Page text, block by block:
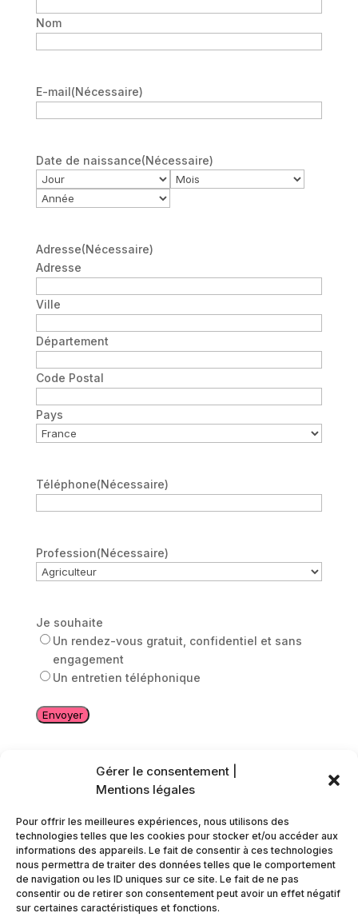
Gérer le consentement |
Mentions légales
Pour offrir les meilleures expériences, nous utilisons des
technologies telles que les cookies pour stocker et/ou accéder aux
informations des appareils. Le fait de consentir à ces technologies
nous permettra de traiter des données telles que le comportement
de navigation ou les ID uniques sur ce site. Le fait de ne pas
consentir ou de retirer son consentement peut avoir un effet négatif
sur certaines caractéristiques et fonctions.
Nom
E-mail(Nécessaire)
Date de naissance(Nécessaire)
Jour
Mois
Année
Adresse(Nécessaire)
Adresse
Ville
Département
Code Postal
Pays
Téléphone(Nécessaire)
Profession(Nécessaire)
Je souhaite
Un rendez-vous gratuit, confidentiel et sans
engagement
Un entretien téléphonique
Unicis Rencontres Arras
Tel : 03 21 23 36 61
La Péniche Numérique, Rue de la piscine,